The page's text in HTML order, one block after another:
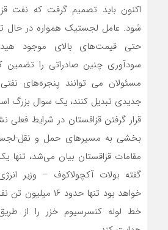
اکنون باید تصمیم گرفت که نفت
شود. عامل لجستیک همواره در حال
حتی قیمت‌های بالای موجود
سودآوری چنین صادراتی را تضمین
مسئولان می توانند پنجره‌های
جدیدی تبدیل کنند، یک سوال بزرگ
قرار گرفتن قزاقستان در شرایط
بخشی به مسیرهای حمل و نقل-
مقامات قزاقستان بیان می‌شد، تنها
گفته بولات آکچولاکوف – وزیر
خواهد بود تنها حدود
خط لوله کنسرسیوم خزر را از